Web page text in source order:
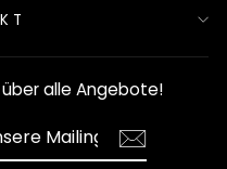
alle Angebote!